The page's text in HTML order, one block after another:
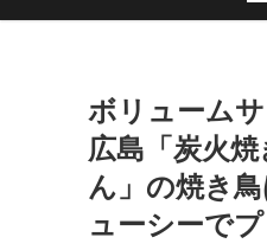
ボリューム
広島「炭火
ん」の焼き
ューシーで